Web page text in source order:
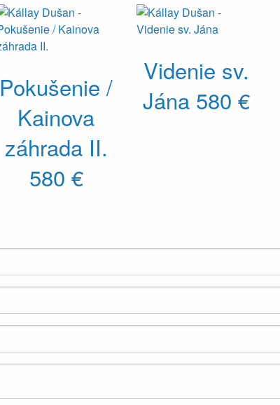
Pokušenie /
Kainova
záhrada II.
580 €
Videnie sv.
Jána 580 €